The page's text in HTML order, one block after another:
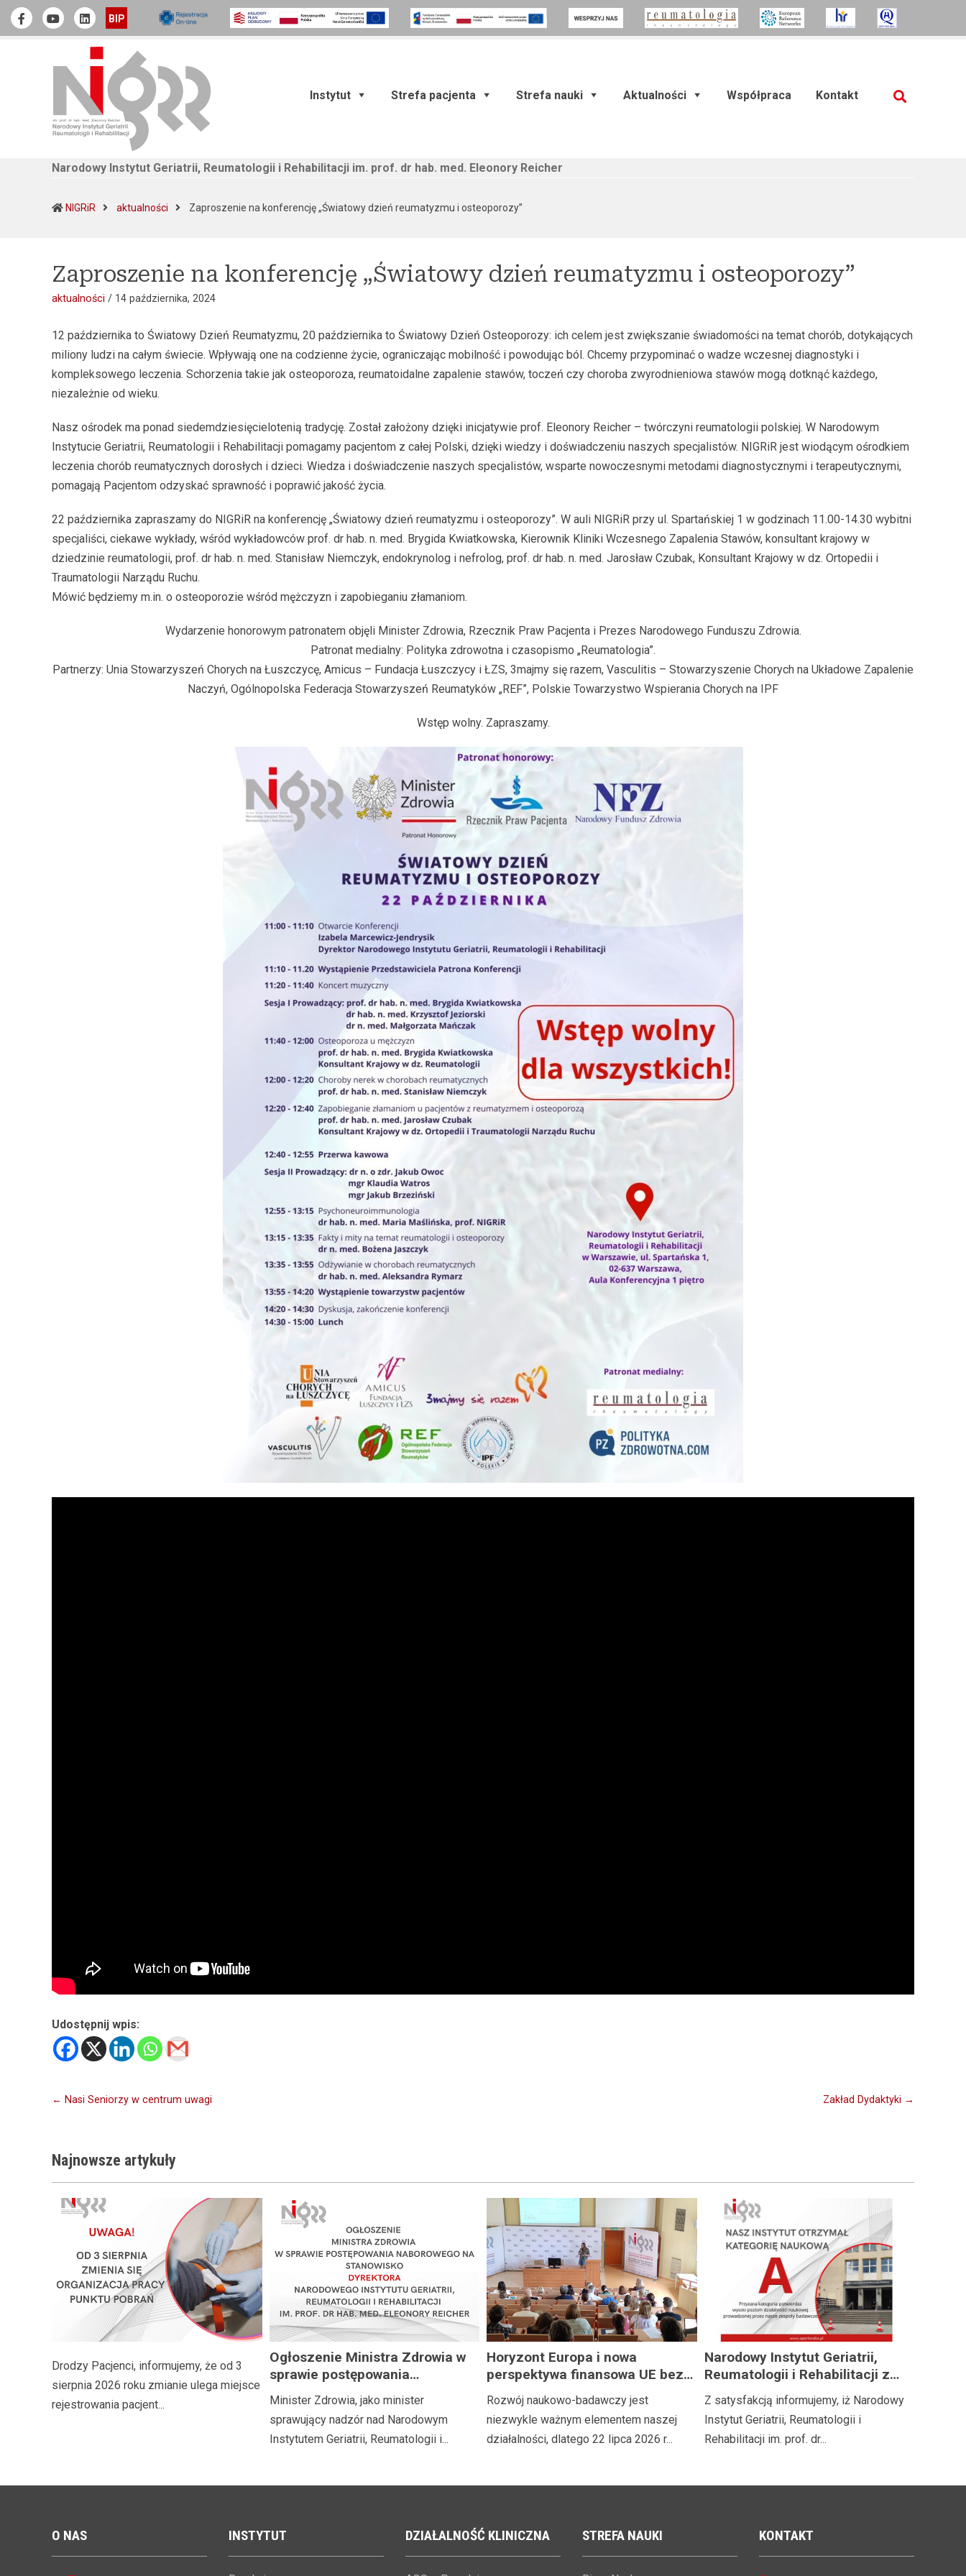
Narodowy Instytut Geriatrii, Reumatologii i Rehabilitacji
Instytut Strefa pacjenta Strefa nauki Aktualności Współpraca Kontakt
Narodowy Instytut Geriatrii, Reumatologii i Rehabilitacji im. prof. dr hab. med. Eleonory Reicher
NIGRiR aktualności Zaproszenie na konferencję „Światowy dzień reumatyzmu i osteoporozy”
Zaproszenie na konferencję „Światowy dzień reumatyzmu i osteoporozy”
aktualności / 14 października, 2024
12 października to Światowy Dzień Reumatyzmu, 20 października to Światowy Dzień Osteoporozy: ich celem jest zwiększanie świadomości na temat chorób, dotykających
miliony ludzi na całym świecie. Wpływają one na codzienne życie, ograniczając mobilność i powodując ból. Chcemy przypominać o wadze wczesnej diagnostyki i
kompleksowego leczenia. Schorzenia takie jak osteoporoza, reumatoidalne zapalenie stawów, toczeń czy choroba zwyrodnieniowa stawów mogą dotknąć każdego,
niezależnie od wieku.
Nasz ośrodek ma ponad siedemdziesięcielotenią tradycję. Został założony dzięki inicjatywie prof. Eleonory Reicher – twórczyni reumatologii polskiej. W Narodowym
Instytucie Geriatrii, Reumatologii i Rehabilitacji pomagamy pacjentom z całej Polski, dzięki wiedzy i doświadczeniu naszych specjalistów. NIGRiR jest wiodącym ośrodkiem
leczenia chorób reumatycznych dorosłych i dzieci. Wiedza i doświadczenie naszych specjalistów, wsparte nowoczesnymi metodami diagnostycznymi i terapeutycznymi,
pomagają Pacjentom odzyskać sprawność i poprawić jakość życia.
22 października zapraszamy do NIGRiR na konferencję „Światowy dzień reumatyzmu i osteoporozy”. W auli NIGRiR przy ul. Spartańskiej 1 w godzinach 11.00-14.30 wybitni
specjaliści, ciekawe wykłady, wśród wykładowców prof. dr hab. n. med. Brygida Kwiatkowska, Kierownik Kliniki Wczesnego Zapalenia Stawów, konsultant krajowy w
dziedzinie reumatologii, prof. dr hab. n. med. Stanisław Niemczyk, endokrynolog i nefrolog, prof. dr hab. n. med. Jarosław Czubak, Konsultant Krajowy w dz. Ortopedii i
Traumatologii Narządu Ruchu.
Mówić będziemy m.in. o osteoporozie wśród mężczyzn i zapobieganiu złamaniom.
Wydarzenie honorowym patronatem objęli Minister Zdrowia, Rzecznik Praw Pacjenta i Prezes Narodowego Funduszu Zdrowia.
Patronat medialny: Polityka zdrowotna i czasopismo „Reumatologia”.
Partnerzy: Unia Stowarzyszeń Chorych na Łuszczycę, Amicus – Fundacja Łuszczycy i ŁZS, 3majmy się razem, Vasculitis – Stowarzyszenie Chorych na Układowe Zapalenie
Naczyń, Ogólnopolska Federacja Stowarzyszeń Reumatyków „REF”, Polskie Towarzystwo Wspierania Chorych na IPF
Wstęp wolny. Zapraszamy.
Udostępnij wpis:
Nawigacja
← Nasi Seniorzy w centrum uwagi Zakład Dydaktyki →
Najnowsze artykuły
Drodzy Pacjenci, informujemy, że od 3
sierpnia 2026 roku zmianie ulega miejsce
rejestrowania pacjent...
Ogłoszenie Ministra Zdrowia w
sprawie postępowania
naborowego na stanowisko
Dyrektora Narodowego Instytutu
Geriatrii, Reumatologii i
Rehabilitacji im. prof. dr hab.
Minister Zdrowia, jako minister
sprawujący nadzór nad Narodowym
Instytutem Geriatrii, Reumatologii i...
Horyzont Europa i nowa
perspektywa finansowa UE bez
tajemnic
Rozwój naukowo-badawczy jest
niezwykle ważnym elementem naszej
działalności, dlatego 22 lipca 2026 r...
Narodowy Instytut Geriatrii,
Reumatologii i Rehabilitacji z
kategorią naukową A!
Z satysfakcją informujemy, iż Narodowy
Instytut Geriatrii, Reumatologii i
Rehabilitacji im. prof. dr...
O NAS INSTYTUT DZIAŁALNOŚĆ KLINICZNA STREFA NAUKI KONTAKT